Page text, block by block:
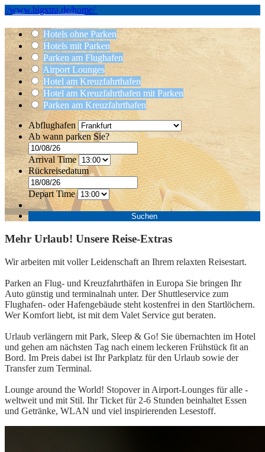
//www.bigxtra.de/home/
Hotels ohne Parken
Hotels mit Parken
Parken am Flughafen
Airport Lounges
Hotel am Kreuzfahrthafen
Hotel am Kreuzfahrthafen mit Parken
Parken am Kreuzfahrthafen
Abflughafen
Ab wann parken Sie?
Arrival Time
Rückreisedatum
Depart Time
Suchen
Mehr Urlaub! Unsere Reise-Extras
Wir arbeiten mit voller Leidenschaft an Ihrem relaxten Reisestart.
Parken an Flug- und Kreuzfahrthäfen in Europa Sie bringen Ihr
Auto günstig und terminalnah unter. Der Shuttleservice zum
Flughafen- oder Hafengebäude steht kostenfrei in den Startlöchern.
Wer Komfort liebt, ist mit dem Valet Service gut beraten.
Urlaub verlängern mit Park, Sleep & Go! Sie übernachten im Hotel
und gehen am nächsten Tag nach einem leckeren Frühstück fit an
Bord. Im Preis dabei ist Ihr Parkplatz für den Urlaub sowie der
Transfer zum Terminal.
Lounge around the World! Stopover in Airport-Lounges für alle -
weltweit und mit Stil. Ihr Ticket für 2-6 Stunden beinhaltet Essen
und Getränke, WLAN und viel inspirierenden Lesestoff.